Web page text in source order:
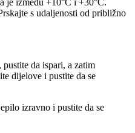
je između +10°C i +30°C.
s udaljenosti od približno
pustite da ispari, a zatim
dijelove i pustite da se
izravno i pustite da se